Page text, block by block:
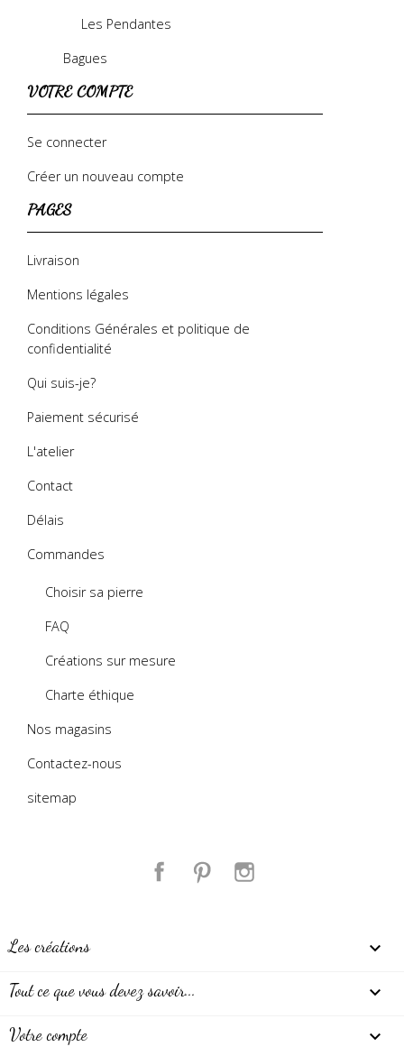
Les Pendantes
Bagues
VOTRE COMPTE
Se connecter
Créer un nouveau compte
PAGES
Livraison
Mentions légales
Conditions Générales et politique de
confidentialité
Qui suis-je?
Paiement sécurisé
L'atelier
Contact
Délais
Commandes
Choisir sa pierre
FAQ
Créations sur mesure
Charte éthique
Nos magasins
Contactez-nous
sitemap
Facebook Pinterest
Les créations 
Tout ce que vous devez savoir... 
Votre compte 